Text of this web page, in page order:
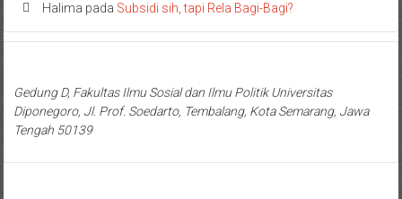
Halima pada Subsidi sih, tapi Rela Bagi-Bagi?
Gedung D, Fakultas Ilmu Sosial dan Ilmu Politik Universitas
Diponegoro, Jl. Prof. Soedarto, Tembalang, Kota Semarang, Jawa
Tengah 50139